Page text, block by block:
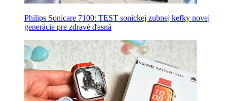
Philips Sonicare 7100: TEST sonickej zubnej kefky novej
generácie pre zdravé ďasná